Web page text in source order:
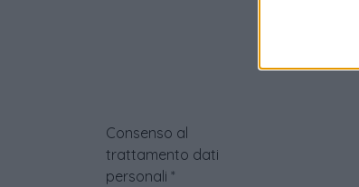
Consenso al
trattamento dati
personali *